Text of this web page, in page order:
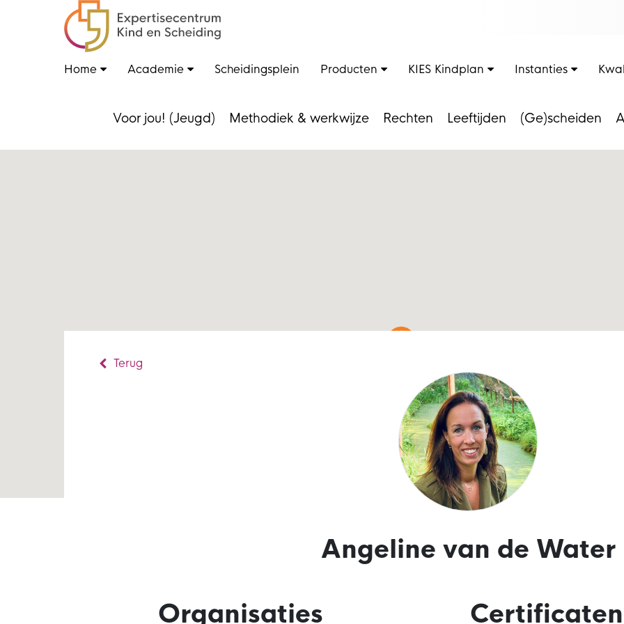
Home Academie Scheidingsplein Producten KIES Kindplan Instanties
Voor jou! (Jeugd) Methodiek & werkwijze Rechten Leeftijden (Ge)scheiden
Terug
Angeline van de Water
Organisaties Certificaten